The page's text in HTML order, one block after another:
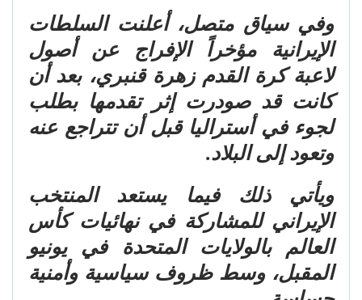
وفي سياق متصل، أعلنت السلطات
الإيرانية مؤخراً الإفراج عن أصول
لاعبة كرة القدم زهرة قنبري، بعد أن
كانت قد صودرت إثر تقدمها بطلب
لجوء في أستراليا قبل أن تتراجع عنه
وتعود إلى البلاد.
ويأتي ذلك فيما يستعد المنتخب
الإيراني للمشاركة في نهائيات كأس
العالم بالولايات المتحدة في يونيو
المقبل، وسط ظروف سياسية وأمنية